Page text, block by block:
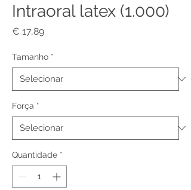
Intraoral latex (1.000)
€ 17,89Preço
Tamanho *
Força *
Quantidade *